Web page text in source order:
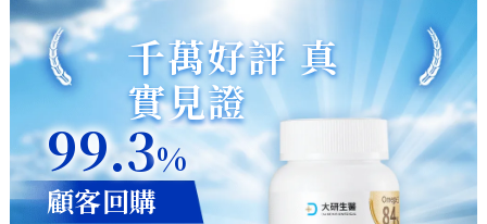
千萬好評 真
實見證
99.3%
顧客回購